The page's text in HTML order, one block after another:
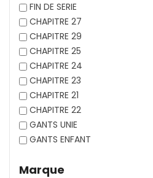
FIN DE SERIE
CHAPITRE 27
CHAPITRE 29
CHAPITRE 25
CHAPITRE 24
CHAPITRE 23
CHAPITRE 21
CHAPITRE 22
GANTS UNIE
GANTS ENFANT
Marque